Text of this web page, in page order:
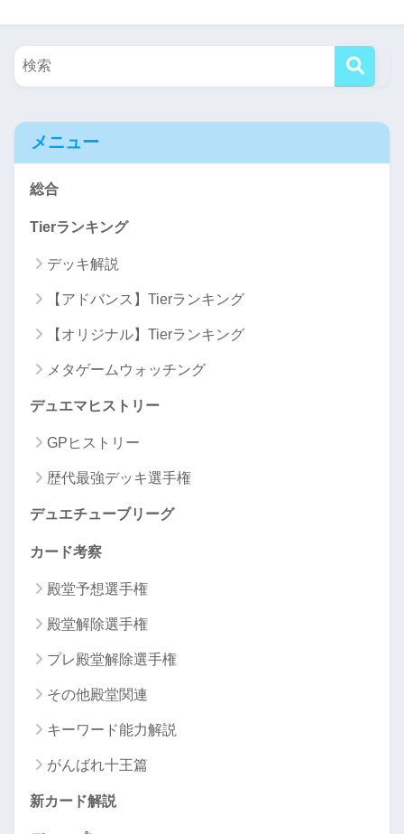
メニュー
総合
Tierランキング
デッキ解説
【アドバンス】Tierランキング
【オリジナル】Tierランキング
メタゲームウォッチング
デュエマヒストリー
GPヒストリー
歴代最強デッキ選手権
デュエチューブリーグ
カード考察
殿堂予想選手権
殿堂解除選手権
プレ殿堂解除選手権
その他殿堂関連
キーワード能力解説
がんばれ十王篇
新カード解説